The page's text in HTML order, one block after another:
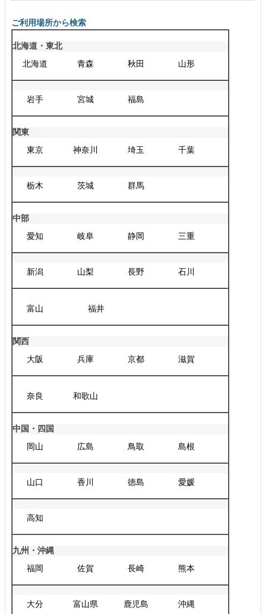
ご利用場所から検索
北海道・東北
北海道
青森 秋田 山形
岩手 宮城 福島
関東
東京
神奈川 埼玉 千葉
栃木 茨城 群馬
中部
愛知
岐阜 静岡 三重
新潟 山梨 長野 石川
富山 福井
関西
大阪
兵庫 京都 滋賀
奈良 和歌山
中国・四国
岡山
広島 鳥取 島根
山口 香川 徳島 愛媛
高知
九州・沖縄
福岡
佐賀 長崎 熊本
大分 富山県 鹿児島 沖縄